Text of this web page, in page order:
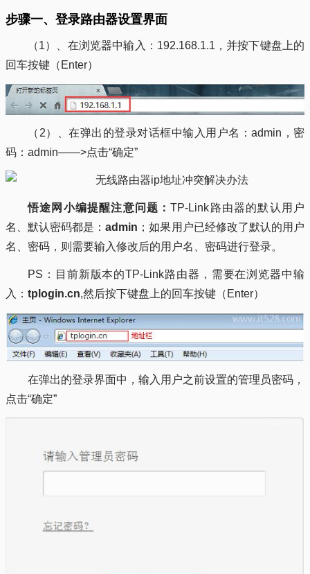
步骤一、登录路由器设置界面
（1）、在浏览器中输入：192.168.1.1，并按下键盘上的
回车按键（Enter）
（2）、在弹出的登录对话框中输入用户名：admin，密
码：admin——>点击“确定”
悟途网小编提醒注意问题：TP-Link路由器的默认用户
名、默认密码都是：admin ；如果用户已经修改了默认的用户
名、密码，则需要输入修改后的用户名、密码进行登录。
PS：目前新版本的TP-Link路由器，需要在浏览器中输
入： tplogin.cn,然后按下键盘上的回车按键（Enter）
在弹出的登录界面中，输入用户之前设置的管理员密码，
点击“确定”